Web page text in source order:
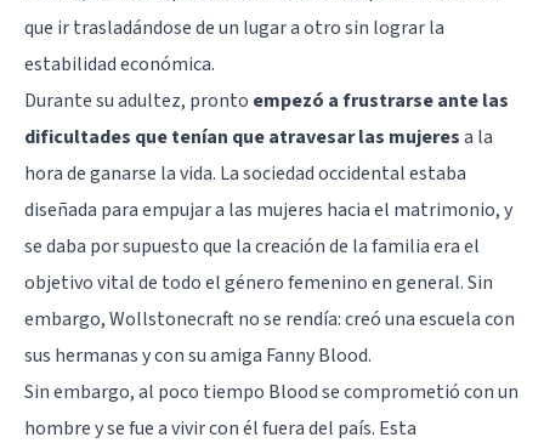
que ir trasladándose de un lugar a otro sin lograr la
estabilidad económica.
Durante su adultez, pronto empezó a frustrarse ante las
dificultades que tenían que atravesar las mujeresa la
hora de ganarse la vida. La sociedad occidental estaba
diseñada para empujar a las mujeres hacia el matrimonio, y
se daba por supuesto que la creación de la familia era el
objetivo vital de todo el género femenino en general. Sin
embargo, Wollstonecraft no se rendía: creó una escuela con
sus hermanas y con su amiga Fanny Blood.
Sin embargo, al poco tiempo Blood se comprometió con un
hombre y se fue a vivir con él fuera del país. Esta